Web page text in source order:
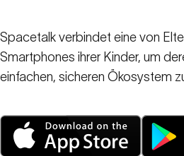
Spacetalk verbindet eine von
Smartphones ihrer Kinder, um
einfachen, sicheren Ökosystem